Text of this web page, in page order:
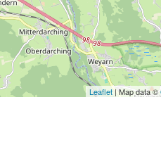
Leaflet| Map data ©